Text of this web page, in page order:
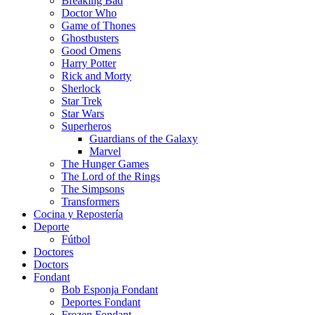
Doctor Who
Game of Thones
Ghostbusters
Good Omens
Harry Potter
Rick and Morty
Sherlock
Star Trek
Star Wars
Superheros
Guardians of the Galaxy
Marvel
The Hunger Games
The Lord of the Rings
The Simpsons
Transformers
Cocina y Repostería
Deporte
Fútbol
Doctores
Doctors
Fondant
Bob Esponja Fondant
Deportes Fondant